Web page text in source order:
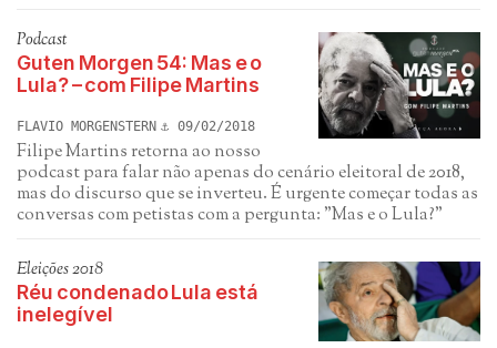
Podcast
Guten Morgen 54: Mas e o
Lula? – com Filipe Martins
FLAVIO MORGENSTERN 09/02/2018
Filipe Martins retorna ao nosso
podcast para falar não apenas do cenário eleitoral de 2018,
mas do discurso que se inverteu. É urgente começar todas as
conversas com petistas com a pergunta: "Mas e o Lula?"
Eleições 2018
Réu condenado Lula está
inelegível